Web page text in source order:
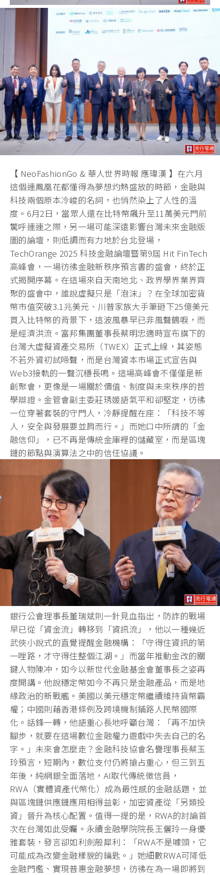
【 NeoFashionGo & 華人世界時報 應瑋漢 】在六月
這個連鳳凰花都懂得為夢想灼熱盛放的時節，金融與
科技兩個原本冷峻的名詞，也悄然染上了人性的溫
度。6月2日，當眾人還在比特幣飆升至11萬美元門前
驚呼連連之際，另一場可能深遠影響台灣未來金融版
圖的論壇，則低調而有力地於台北登場，
TechOrange 2025 科技金融論壇暨第9屆 Hit FinTech
高峰會，一場彷彿金融新秩序預言書的盛會，終於正
式揭開序幕。在這場來自天南地北、政界學界業界齊
聚的盛會中，誰說虛擬只是「泡沫」？在全球加密貨
幣市值突破3.1兆美元、川普家族大手筆砸下25億美元
買入比特幣的背景下，這波風暴早已非風聲鶴唳，而
是經濟洪流。富邦集團董事長蔡明忠適時宣布旗下的
台灣大虛擬資產交易所（TWEX）正式上線，其姿態
不若外資初試啼聲，而是台灣資本市場正式宣告與
Web3接軌的一聲沉穩長鳴。這場高峰會不僅僅是新
創聚會，更像是一場關於價值、制度與未來秩序的哲
學辯證。金管會副主委莊琇媛語氣平和卻堅定，彷彿
一位穿著套裝的守門人，冷靜提醒在座：「科技不等
人，安全與發展要並肩而行。」而她口中所謂的「金
融信仰」，已不再是傳統金庫裡的儲藏室，而是區塊
鏈的節點與演算法之中的信任協議。
銀行公會理事長董瑞斌則一針見血指出，防詐的戰場
早已從「資金流」轉移到「資訊流」，他以一種幾近
武俠小說式的直覺提醒金融機構：「守得住資訊的第
一哩路，才守得住整個江湖。」而當年推動金改的關
鍵人物陳冲，如今以新世代金融基金會董事長之姿再
度開講。他說穩定幣如今不再只是金融產品，而是地
緣政治的新戰艦。美國以美元穩定幣繼續維持貨幣霸
權；中國則藉香港條例及跨境機制鋪路人民幣國際
化。話鋒一轉，他語重心長地呼籲台灣：「再不加快
腳步，就要在這場數位金融權力遊戲中失去自己的名
字。」未來會怎麼走？金融科技協會名譽理事長蔡玉
玲預言，短期內，數位支付仍將搶占重心，但三到五
年後，純網銀全面落地，AI取代傳統徵信員，
RWA（實體資產代幣化）成為最性感的金融話題，並
與區塊鏈供應鏈應用相得益彰，加密資產從「另類投
資」晉升為核心配置。值得一提的是，RWA的討論首
次在台灣如此受矚。永續金融學院院長王儷玲一身優
雅套裝，發言卻如利劍般犀利：「RWA不是噱頭，它
可能成為改變金融樣貌的鑰匙。」她細數RWA可降低
金融門檻、實現普惠金融夢想，彷彿在為一場即將到